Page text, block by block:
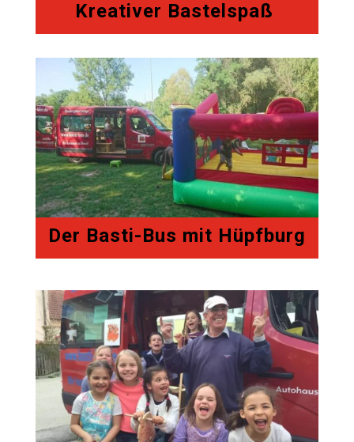
Kreativer Bastelspaß
Der Basti-Bus mit Hüpfburg